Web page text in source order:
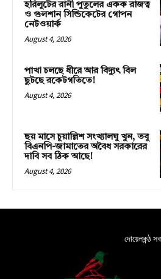
হরিলুটের রানী পুতুলের একক রাজত্ব
ও গুলশান সিন্ডিকেটের গোপন
নেটওয়ার্ক
August 4, 2026
পাখা চলছে ধীরে আর বিদ্যুৎ বিল
ছুটছে রকেটগতিতে!
August 4, 2026
ছয় মাসে চুয়াল্লিশ সংখ্যালঘু খুন, তবু
বিএনপি-জামাতের অবৈধ সরকারের
দাবি সব ঠিক আছে!
August 4, 2026
দোয়েলকন্ঠ